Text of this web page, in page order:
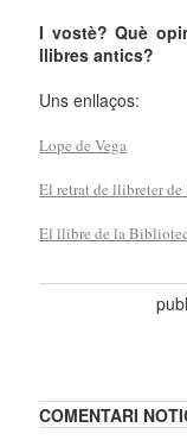
I vostè? Què
llibres antics?
Uns enllaços:
Lope de Vega
El retrat de llibreter
El llibre de la
COMENTARI